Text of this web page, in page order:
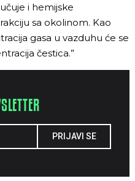
i hemijske
sa okolinom. Kao
gasa u vazduhu će se
čestica.”
PRIJAVI SE